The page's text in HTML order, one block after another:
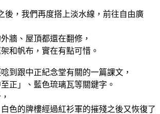
後，我們再度搭上淡水線，前往自由廣
牆、屋頂都還在翻修，
和帆布，實在有點可惜。
到跟中正紀念堂有關的一篇課文，
正」、藍色琉璃瓦等關鍵字。
色的牌樓經過紅衫軍的摧殘之後又恢復了